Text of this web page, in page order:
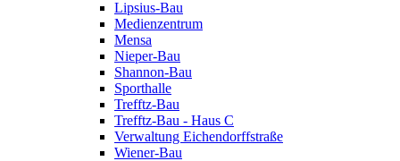
Lipsius-Bau
Medienzentrum
Mensa
Nieper-Bau
Shannon-Bau
Sporthalle
Trefftz-Bau
Trefftz-Bau - Haus C
Verwaltung Eichendorffstraße
Wiener-Bau